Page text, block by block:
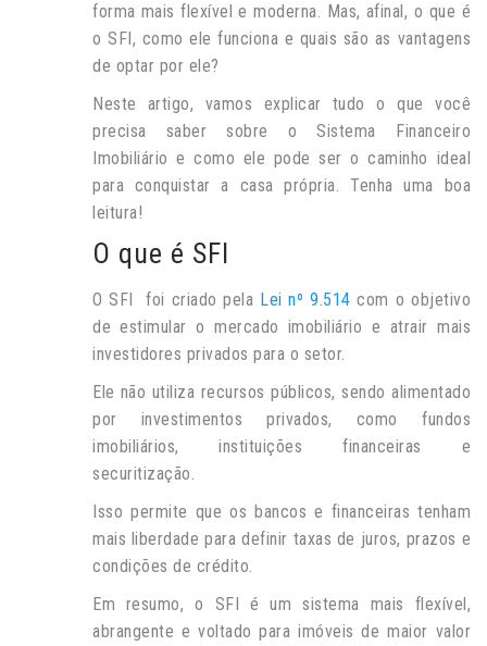
forma mais flexível e moderna. Mas, afinal, o que é
o SFI, como ele funciona e quais são as vantagens
de optar por ele?
Neste artigo, vamos explicar tudo o que você
precisa saber sobre o Sistema Financeiro
Imobiliário e como ele pode ser o caminho ideal
para conquistar a casa própria. Tenha uma boa
leitura!
O que é SFI
O SFI foi criado pela Lei nº 9.514 com o objetivo
de estimular o mercado imobiliário e atrair mais
investidores privados para o setor.
Ele não utiliza recursos públicos, sendo alimentado
por investimentos privados, como fundos
imobiliários, instituições financeiras e
securitização.
Isso permite que os bancos e financeiras tenham
mais liberdade para definir taxas de juros, prazos e
condições de crédito.
Em resumo, o SFI é um sistema mais flexível,
abrangente e voltado para imóveis de maior valor